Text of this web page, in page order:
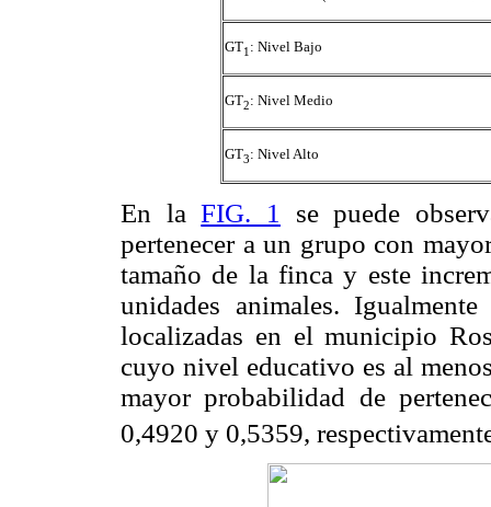
GT1 : Nivel Bajo
GT2: Nivel Medio
GT3: Nivel Alto
En laFIG. 1
se puede
pertenecer a un grupo con
tamaño de la finca y este
unidades animales.
localizadas en el municipio
cuyo nivel educativo es al
mayor probabilidad de
0,4920 y 0,5359,